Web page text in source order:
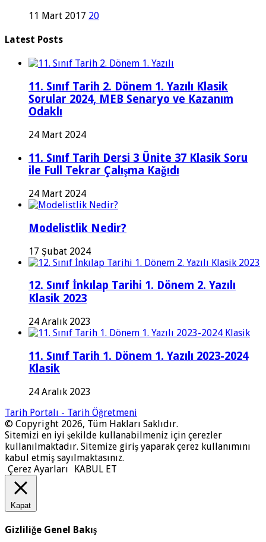
11 Mart 2017 20
Latest Posts
11. Sınıf Tarih 2. Dönem 1. Yazılı Klasik
Sorular 2024, MEB Senaryo ve Kazanım
Odaklı
24 Mart 2024
11. Sınıf Tarih Dersi 3 Ünite 37 Klasik Soru
ile Full Tekrar Çalışma Kağıdı
24 Mart 2024
Modelistlik Nedir?
17 Şubat 2024
12. Sınıf İnkılap Tarihi 1. Dönem 2. Yazılı
Klasik 2023
24 Aralık 2023
11. Sınıf Tarih 1. Dönem 1. Yazılı 2023-2024
Klasik
24 Aralık 2023
Tarih Portalı - Tarih Öğretmeni
© Copyright 2026, Tüm Hakları Saklıdır.
Sitemizi en iyi şekilde kullanabilmeniz için çerezler
kullanılmaktadır. Sitemize giriş yaparak çerez kullanımını
kabul etmiş sayılmaktasınız.
Çerez Ayarları
KABUL ET
Kapat
Gizliliğe Genel Bakış